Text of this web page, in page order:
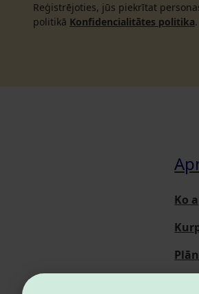
Reģistrējoties, jūs piekrītat
politikā Konfidencialitātes politika.
Ko